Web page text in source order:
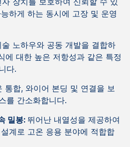
하게 하는 동시에 고장 및 운영
술 노하우와 공동 개발을 결합하
에 대한 높은 저항성과 같은 특정
다.
통합, 와이어 본딩 및 연결을 보
를 간소화합니다.
밀봉: 뛰어난 내열성을 제공하여
계로 고온 응용 분야에 적합합